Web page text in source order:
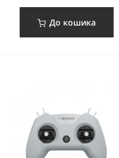
До кошика